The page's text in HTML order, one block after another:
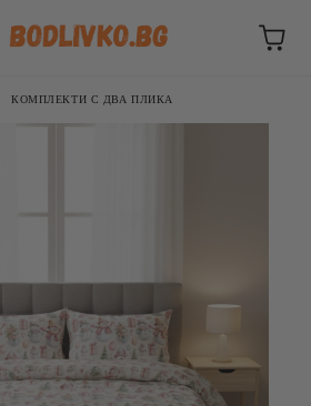
КОМПЛЕКТИ С ДВА ПЛИКА